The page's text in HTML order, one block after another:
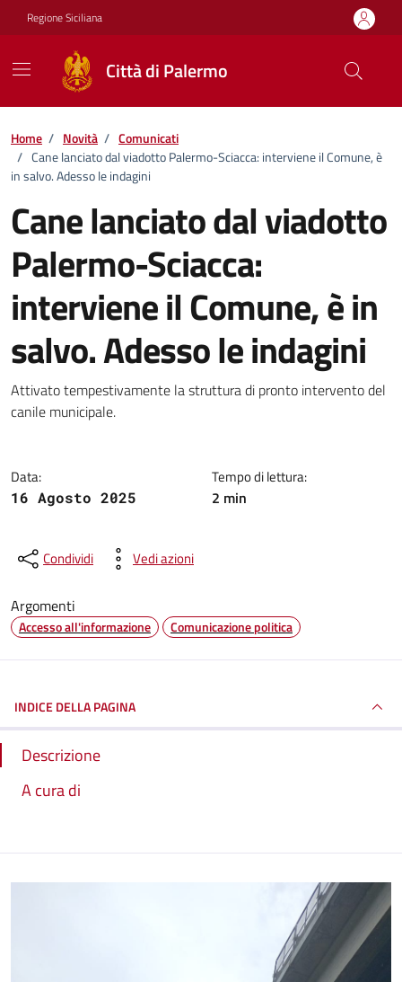
Vai ai contenuti
Vai al footer
Regione Siciliana
Città di Palermo
Home / Novità / Comunicati
/ Cane lanciato dal viadotto Palermo-Sciacca: interviene il Comune, è
in salvo. Adesso le indagini
Cane lanciato dal viadotto
Palermo-Sciacca:
interviene il Comune, è in
salvo. Adesso le indagini
Dettagli della notizia
Attivato tempestivamente la struttura di pronto intervento del
canile municipale.
Data:
16 Agosto 2025
Tempo di lettura:
2 min
Condividi Vedi azioni
Argomenti
Accesso all'informazione Comunicazione politica
INDICE DELLA PAGINA
Descrizione
A cura di